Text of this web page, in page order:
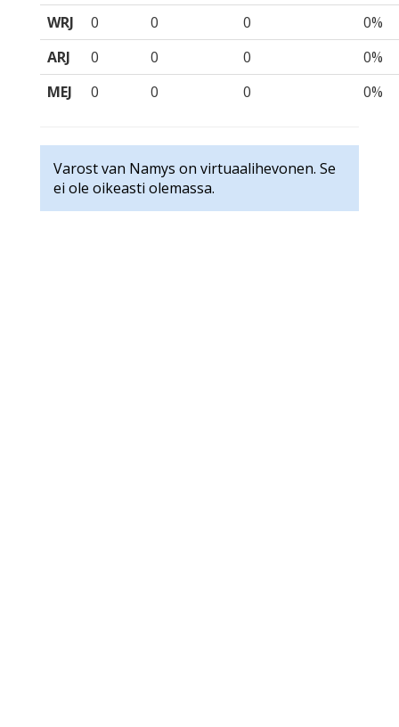
WRJ
0 0 0
0%
ARJ
0 0 0
0%
MEJ
0 0 0 0%
Varost van Namys on virtuaalihevonen. Se
ei ole oikeasti olemassa.